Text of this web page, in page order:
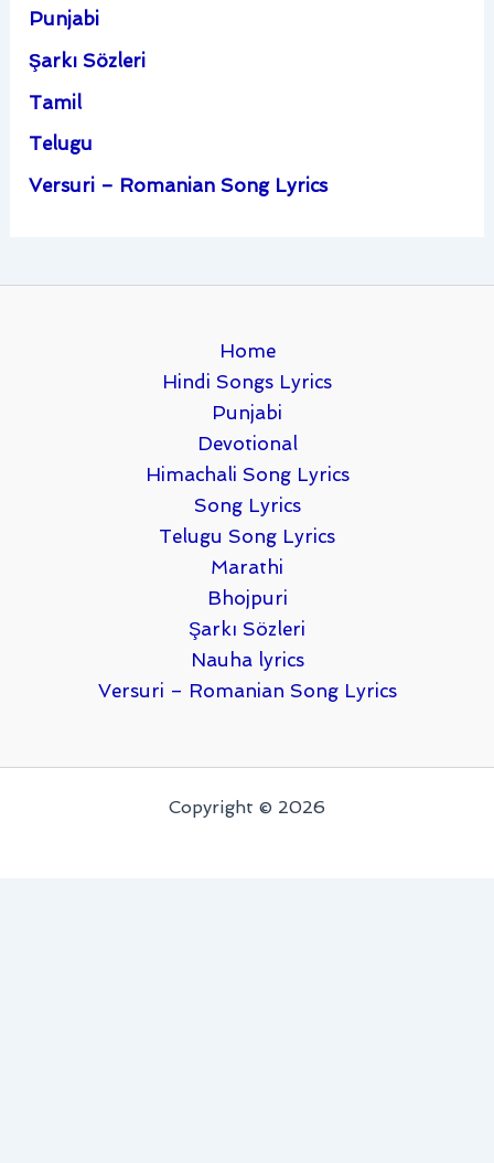
Punjabi
Şarkı Sözleri
Tamil
Telugu
Versuri – Romanian Song Lyrics
Home
Hindi Songs Lyrics
Punjabi
Devotional
Himachali Song Lyrics
Song Lyrics
Telugu Song Lyrics
Marathi
Bhojpuri
Şarkı Sözleri
Nauha lyrics
Versuri – Romanian Song Lyrics
Copyright © 2026